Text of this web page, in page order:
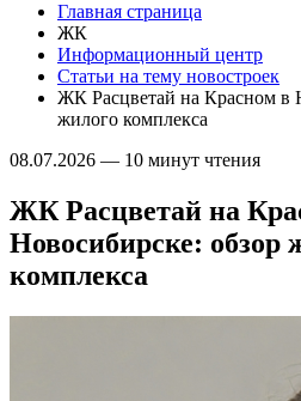
Главная страница
ЖК
Информационный центр
Статьи на тему новостроек
ЖК Расцветай на Красном в
жилого комплекса
08.07.2026 — 10 минут чтения
ЖК Расцветай на
Новосибирске: обзор
комплекса